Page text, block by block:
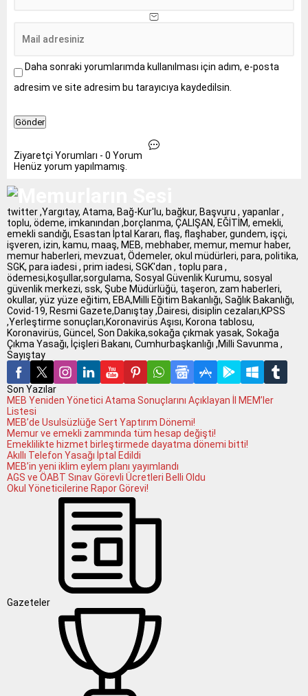
Daha sonraki yorumlarımda kullanılması için adım, e-posta
adresim ve site adresim bu tarayıcıya kaydedilsin.
Ziyaretçi Yorumları - 0 Yorum
Henüz yorum yapılmamış.
twitter ,Yargıtay, Atama, Bağ-Kur'lu, bağkur, Başvuru , yapanlar ,
toplu, ödeme, imkanından ,borçlanma, ÇALIŞAN, EĞİTİM, emekli,
emekli sandığı, Esastan İptal Kararı, flaş, flaşhaber, gundem, işçi,
işveren, izin, kamu, maaş, MEB, mebhaber, memur, memur haber,
memur haberleri, mevzuat, Ödemeler, okul müdürleri, para, politika,
SGK, para iadesi , prim iadesi, SGK'dan , toplu para ,
ödemesi,koşullar,sorgulama, Sosyal Güvenlik Kurumu, sosyal
güvenlik merkezi, ssk, Şube Müdürlüğü, taşeron, zam haberleri,
okullar, yüz yüze eğitim, EBA,Milli Eğitim Bakanlığı, Sağlık Bakanlığı,
Covid-19, Resmi Gazete,Danıştay ,Dairesi, disiplin cezaları,KPSS
,Yerleştirme sonuçları,Koronavirüs Aşısı, Korona tablosu,
Koronavirüs, Güncel, Son Dakika,sokağa çıkmak yasak, Sokağa
Çıkma Yasağı, İçişleri Bakanı, Cumhurbaşkanlığı ,Milli Savunma ,
Sayıştay
Son Yazılar
MEB Yeniden Yönetici Atama Sonuçlarını Açıklayan İl MEM’ler
Listesi
MEB’de Usulsüzlüğe Sert Yaptırım Dönemi!
Memur ve emekli zammında tüm hesap değişti!
Emeklilikte hizmet birleştirmede dayatma dönemi bitti!
Akıllı Telefon Yasağı İptal Edildi
MEB’in yeni iklim eylem planı yayımlandı
AGS ve ÖABT Sınav Görevli Ücretleri Belli Oldu
Okul Yöneticilerine Rapor Görevi!
Gazeteler